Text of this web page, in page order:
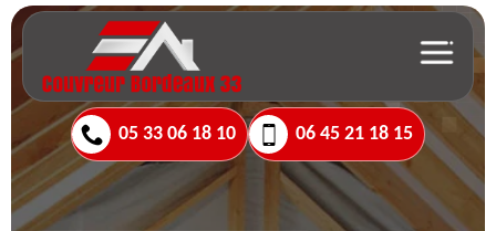
05 33 06 18 10 06 45 21 18 15